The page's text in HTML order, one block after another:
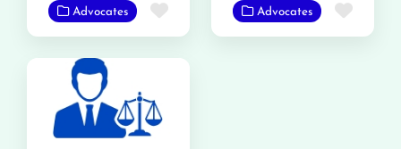
Advocates Favorite Advocates